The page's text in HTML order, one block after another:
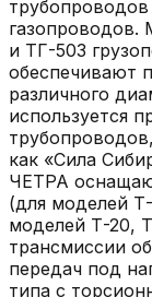
газопроводов.
и ТГ-503
обеспечивают
различного
используется
как «Сила
ЧЕТРА
(для моделей
моделей Т-20,
трансмиссии
передач под
типа с